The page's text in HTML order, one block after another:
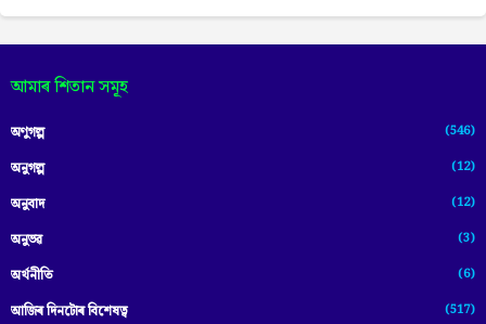
আমাৰ শিতান সমূহ
অণুগল্প (546)
অনুগল্প (12)
অনুবাদ (12)
অনুভৱ (3)
অৰ্থনীতি (6)
আজিৰ দিনটোৰ বিশেষত্ব (517)